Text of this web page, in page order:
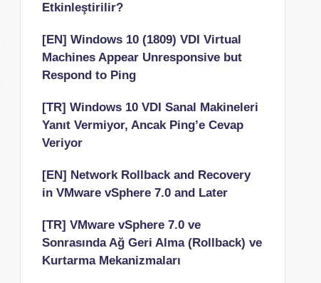
Etkinleştirilir?
[EN] Windows 10 (1809) VDI Virtual
Machines Appear Unresponsive but
Respond to Ping
[TR] Windows 10 VDI Sanal Makineleri
Yanıt Vermiyor, Ancak Ping’e Cevap
Veriyor
[EN] Network Rollback and Recovery
in VMware vSphere 7.0 and Later
[TR] VMware vSphere 7.0 ve
Sonrasında Ağ Geri Alma (Rollback) ve
Kurtarma Mekanizmaları